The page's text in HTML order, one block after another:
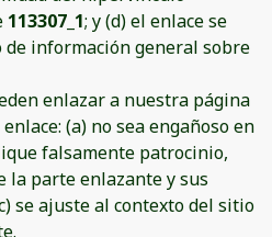
113307_1; y (d) el enlace se
información general sobre
enlazar a nuestra página
(a) no sea engañoso en
falsamente patrocinio,
la parte enlazante y sus
se ajuste al contexto del sitio